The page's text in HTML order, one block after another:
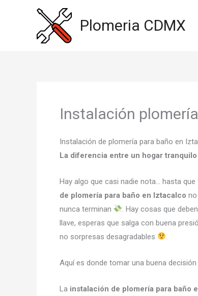
Plomeria CDMX
Instalación
Instalación de plomería para baño en
La diferencia entre un hogar
Hay algo que casi nadie nota… hasta que
de plomería para baño en Iztacalco
nunca terminan
. Hay cosas que
llave, esperas que salga con buena
no sorpresas desagradables
Aquí es donde tomar una buena decisión
La instalación de plomería para baño